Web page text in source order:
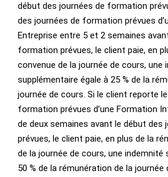
début des journées de formation
des journées de formation prévues
Entreprise entre 5 et 2 semaines
formation prévues, le client paie, en
convenue de la journée de cours, une
supplémentaire égale à 25 % de la
journée de cours. Si le client reporte
formation prévues d’une Formation
de deux semaines avant le début
prévues, le client paie, en plus de la
de la journée de cours, une indemnité
50 % de la rémunération de la journée